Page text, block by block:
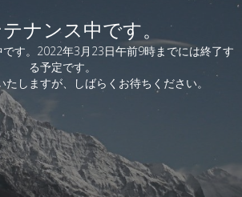
ナンス中です。
す。2022年3月23日午前9時までには終了す
る予定です。
しますが、しばらくお待ちください。